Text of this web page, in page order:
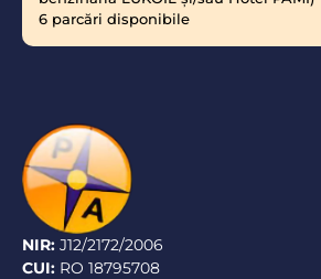
6 parcări disponibile
NIR: J12/2172/2006
CUI: RO 18795708